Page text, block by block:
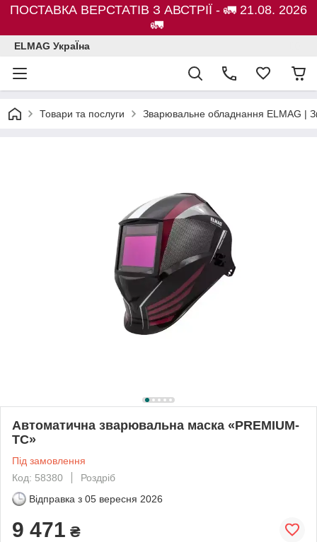
ПОСТАВКА ВЕРСТАТІВ З АВСТРІЇ - 🚛 21.08. 2026
🚛
ELMAG УкраЇна
Товари та послуги Зварювальне обладнання ELMAG |
Автоматична зварювальна маска «PREMIUM-
TC»
Під замовлення
Код: 58380
Роздріб
Відправка з 05 вересня 2026
9 471 ₴